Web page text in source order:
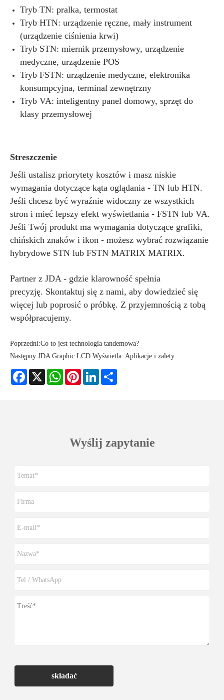
Tryb TN: pralka, termostat
Tryb HTN: urządzenie ręczne, mały instrument
(urządzenie ciśnienia krwi)
Tryb STN: miernik przemysłowy, urządzenie
medyczne, urządzenie POS
Tryb FSTN: urządzenie medyczne, elektronika
konsumpcyjna, terminal zewnętrzny
Tryb VA: inteligentny panel domowy, sprzęt do
klasy przemysłowej
Streszczenie
Jeśli ustalisz priorytety kosztów i masz niskie
wymagania dotyczące kąta oglądania - TN lub HTN.
Jeśli chcesz być wyraźnie widoczny ze wszystkich
stron i mieć lepszy efekt wyświetlania - FSTN lub VA.
Jeśli Twój produkt ma wymagania dotyczące grafiki,
chińskich znaków i ikon - możesz wybrać rozwiązanie
hybrydowe STN lub FSTN MATRIX MATRIX.
Partner z JDA - gdzie klarowność spełnia
precyzję. Skontaktuj się z nami, aby dowiedzieć się
więcej lub poprosić o próbkę. Z przyjemnością z tobą
współpracujemy.
Poprzedni:Co to jest technologia tandemowa?
Następny:JDA Graphic LCD Wyświetla: Aplikacje i zalety
Facebook
X WhatsAppPinterestLinkedIn
Wyślij zapytanie
składać